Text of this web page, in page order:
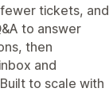
tickets, and
to answer
then
and
to scale with